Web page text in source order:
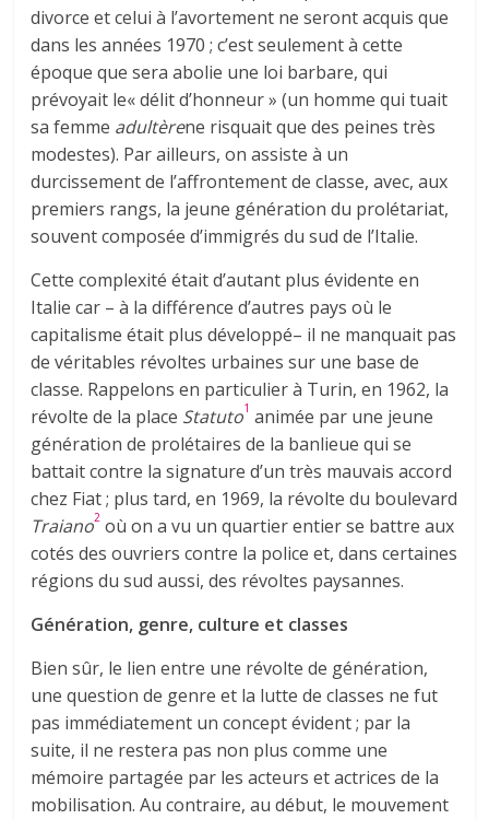
divorce et celui à l’avortement ne seront acquis que
dans les années 1970 ; c’est seulement à cette
époque que sera abolie une loi barbare, qui
prévoyait le« délit d’honneur » (un homme qui tuait
sa femme adultèrene risquait que des peines très
modestes). Par ailleurs, on assiste à un
durcissement de l’affrontement de classe, avec, aux
premiers rangs, la jeune génération du prolétariat,
souvent composée d’immigrés du sud de l’Italie.
Cette complexité était d’autant plus évidente en
Italie car – à la différence d’autres pays où le
capitalisme était plus développé– il ne manquait pas
de véritables révoltes urbaines sur une base de
classe. Rappelons en particulier à Turin, en 1962, la
révolte de la place Statuto1 animée par une jeune
génération de prolétaires de la banlieue qui se
battait contre la signature d’un très mauvais accord
chez Fiat ; plus tard, en 1969, la révolte du boulevard
Traiano2 où on a vu un quartier entier se battre aux
cotés des ouvriers contre la police et, dans certaines
régions du sud aussi, des révoltes paysannes.
Génération, genre, culture et classes
Bien sûr, le lien entre une révolte de génération,
une question de genre et la lutte de classes ne fut
pas immédiatement un concept évident ; par la
suite, il ne restera pas non plus comme une
mémoire partagée par les acteurs et actrices de la
mobilisation. Au contraire, au début, le mouvement